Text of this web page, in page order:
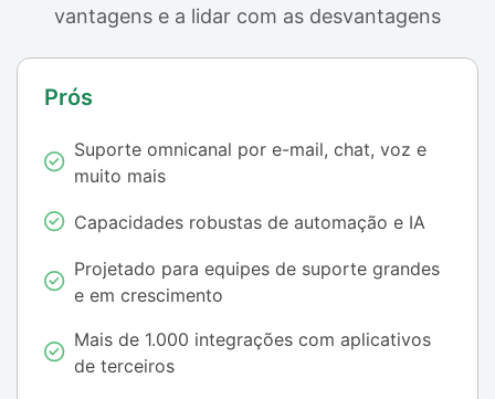
vantagens e a lidar com as desvantagens
Prós
Suporte omnicanal por e-mail, chat, voz e
muito mais
Capacidades robustas de automação e IA
Projetado para equipes de suporte grandes
e em crescimento
Mais de 1.000 integrações com aplicativos
de terceiros